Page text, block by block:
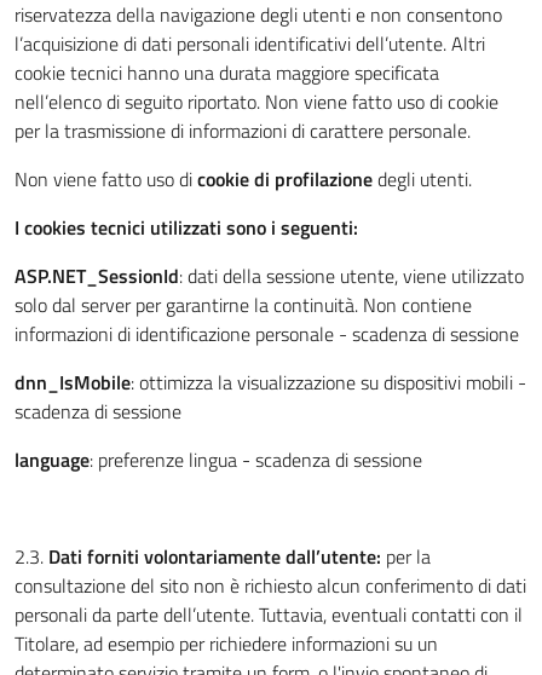
riservatezza della navigazione degli utenti e non consentono
l’acquisizione di dati personali identificativi dell’utente. Altri
cookie tecnici hanno una durata maggiore specificata
nell’elenco di seguito riportato. Non viene fatto uso di cookie
per la trasmissione di informazioni di carattere personale.
Non viene fatto uso dicookie di profilazionedegli utenti.
I cookies tecnici utilizzati sono i seguenti:
ASP.NET_SessionId: dati della sessione utente, viene utilizzato
solo dal server per garantirne la continuità. Non contiene
informazioni di identificazione personale - scadenza di sessione
dnn_IsMobile: ottimizza la visualizzazione su dispositivi mobili -
scadenza di sessione
language: preferenze lingua - scadenza di sessione
2.3. Dati forniti volontariamente dall’utente: per la
consultazione del sito non è richiesto alcun conferimento di dati
personali da parte dell’utente. Tuttavia, eventuali contatti con il
Titolare, ad esempio per richiedere informazioni su un